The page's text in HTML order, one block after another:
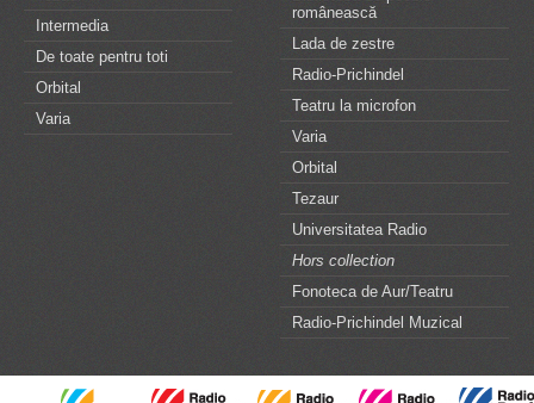
Intermedia
De toate pentru toti
Orbital
Varia
românească
Lada de zestre
Radio-Prichindel
Teatru la microfon
Varia
Orbital
Tezaur
Universitatea Radio
Hors collection
Fonoteca de Aur/Teatru
Radio-Prichindel Muzical